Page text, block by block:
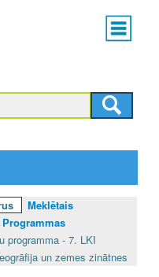
Main
menu
Meklētais
Programmas
programma - 7. LKI
un zemes zinātnes